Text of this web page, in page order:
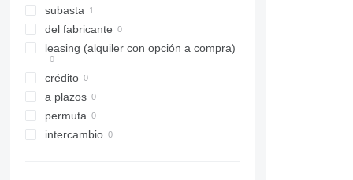
subasta
del fabricante
leasing (alquiler con opción a compra)
crédito
a plazos
permuta
intercambio